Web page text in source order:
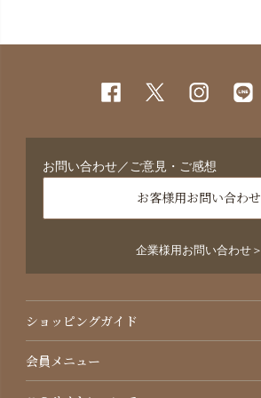
お問い合わせ／ご意見・ご感想
お客様用お問い合わせ
企業様用お問い合わせ＞
ショッピングガイド
会員メニュー